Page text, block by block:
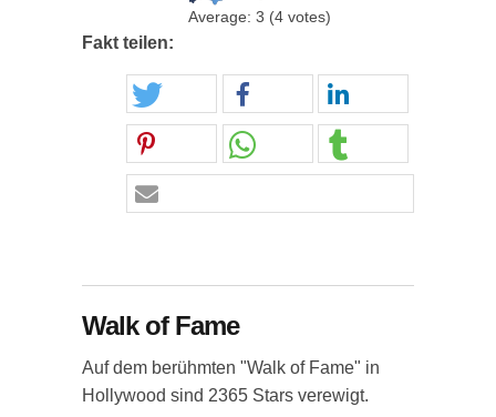
Average: 3 (4 votes)
Fakt teilen:
Walk of Fame
Auf dem berühmten "Walk of Fame" in
Hollywood sind 2365 Stars verewigt.